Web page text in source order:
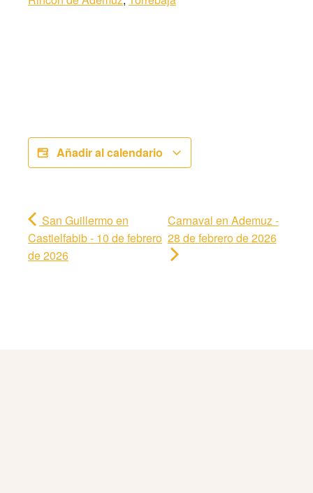
Añadir al calendario
San Guillermo en
Castielfabib - 10 de febrero
de 2026
Carnaval en Ademuz -
28 de febrero de 2026